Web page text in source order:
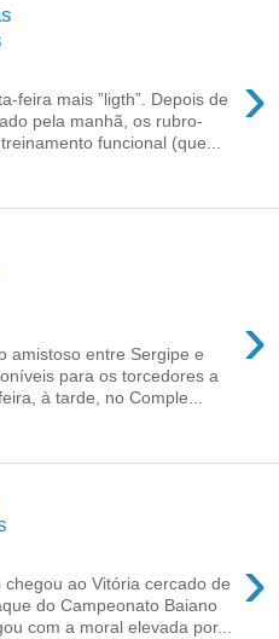
›
feira mais ”ligth”. Depois de
pela manhã, os rubro-
funcional (que...
›
amistoso entre Sergipe e
para os torcedores a
à tarde, no Comple...
›
ao Vitória cercado de
do Campeonato Baiano
com a moral elevada por...